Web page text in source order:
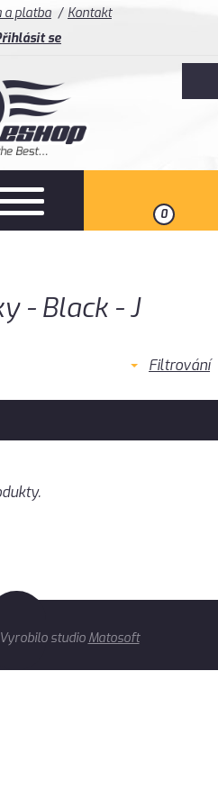
a platba
Kontakt
se
0
- Black - J
Filtrování
studio Matosoft